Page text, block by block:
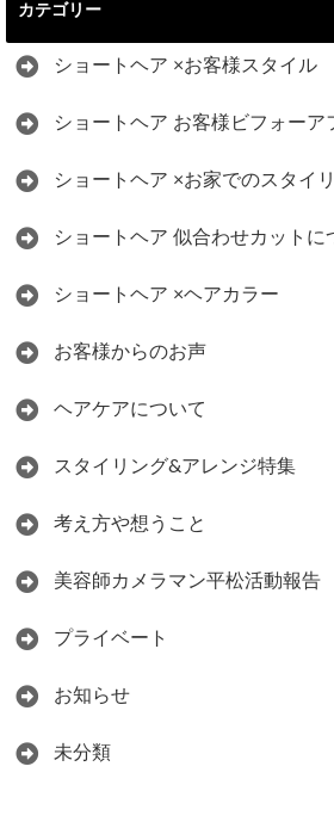
カテゴリー
ショートヘア ×お客様スタイル
ショートヘア お客様ビフォーア
ショートヘア ×お家でのスタイ
ショートヘア 似合わせカットに
ショートヘア ×ヘアカラー
お客様からのお声
ヘアケアについて
スタイリング&アレンジ特集
考え方や想うこと
美容師カメラマン平松活動報告
プライベート
お知らせ
未分類